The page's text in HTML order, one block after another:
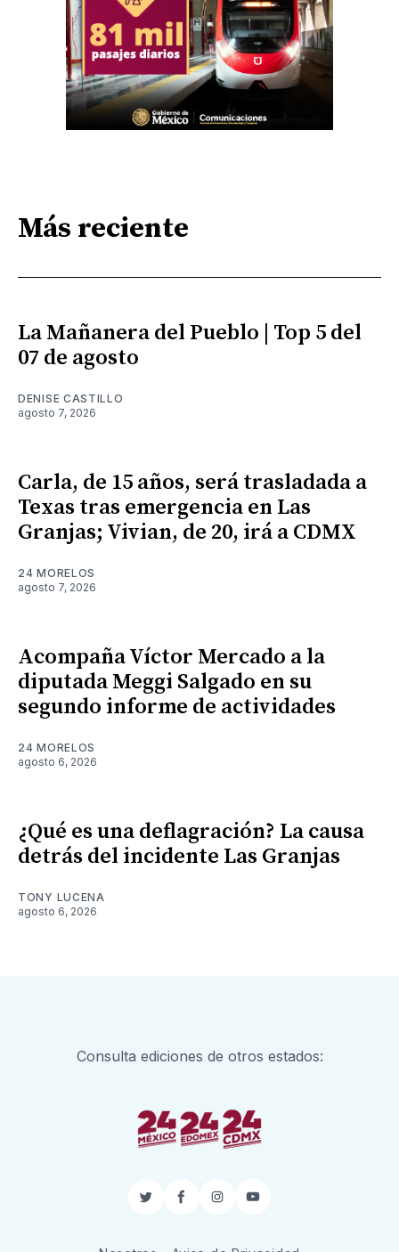
Más reciente
La Mañanera del Pueblo | Top 5 del
07 de agosto
DENISE CASTILLO
agosto 7, 2026
Carla, de 15 años, será trasladada a
Texas tras emergencia en Las
Granjas; Vivian, de 20, irá a CDMX
24 MORELOS
agosto 7, 2026
Acompaña Víctor Mercado a la
diputada Meggi Salgado en su
segundo informe de actividades
24 MORELOS
agosto 6, 2026
¿Qué es una deflagración? La causa
detrás del incidente Las Granjas
TONY LUCENA
agosto 6, 2026
Consulta ediciones de otros estados:
TwitterFacebook
InstagramYouTube